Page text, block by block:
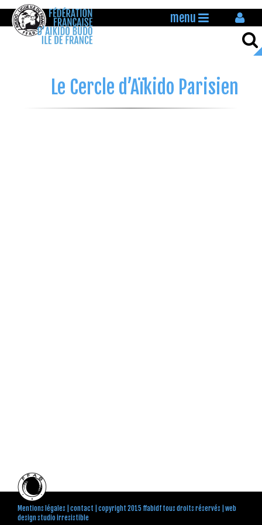
menu
Le Cercle d’Aïkido Parisien
Mentions légales contact | copyright 2015 ffabidf tous droits réservés | web
design studio irresistible